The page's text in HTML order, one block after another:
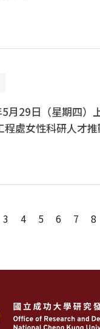
5月29日（星期四）
程處女性科研人才
3 4 5 6 7 8